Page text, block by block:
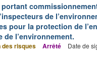
portant
de
pour la protection de
de l’environnement.
des risques Arrêté Date de